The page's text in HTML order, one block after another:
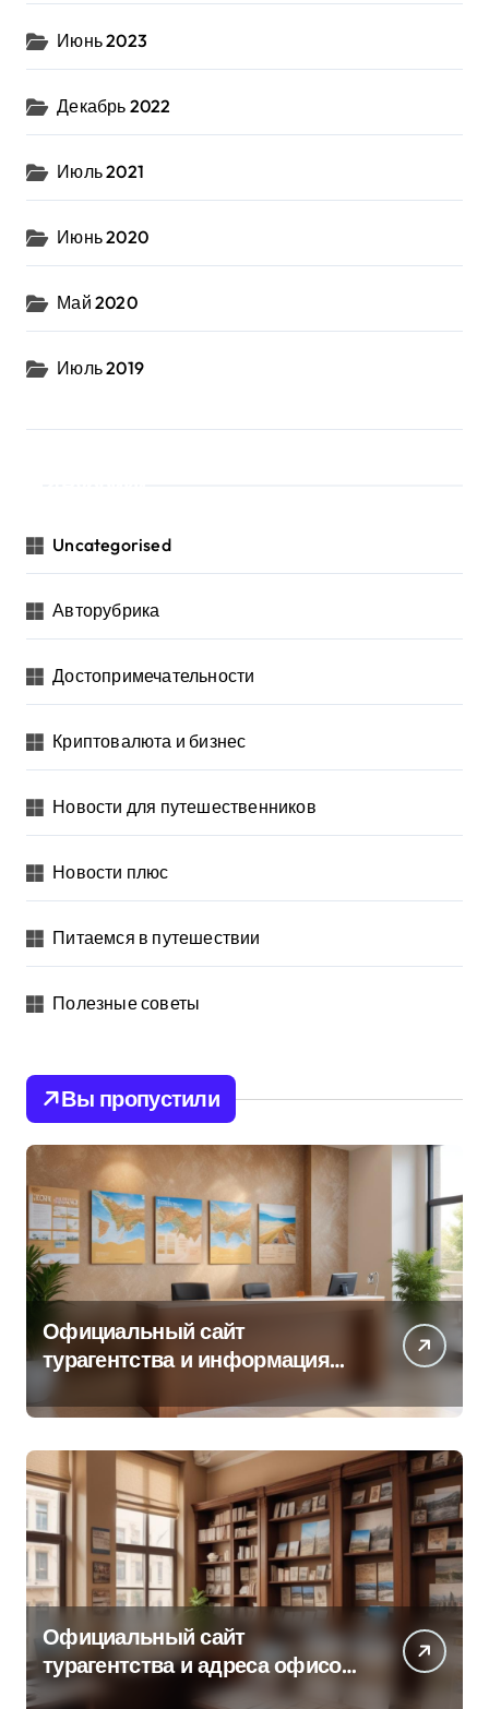
Июнь 2023
Декабрь 2022
Июль 2021
Июнь 2020
Май 2020
Июль 2019
Uncategorised
Авторубрика
Достопримечательности
Криптовалюта и бизнес
Новости для путешественников
Новости плюс
Питаемся в путешествии
Полезные советы
Вы пропустили
Официальный сайт
турагентства и информация
Официальный сайт
турагентства и адреса офисов
продаж по регионам